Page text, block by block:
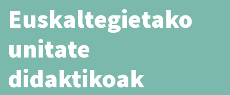
Euskaltegietako
unitate
didaktikoak